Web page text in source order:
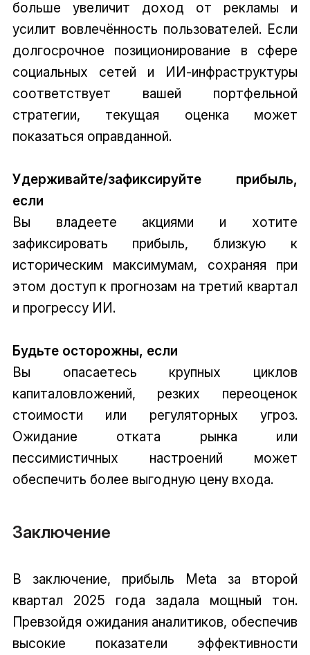
больше увеличит доход от рекламы и
усилит вовлечённость пользователей. Если
долгосрочное позиционирование в сфере
социальных сетей и ИИ-инфраструктуры
соответствует вашей портфельной
стратегии, текущая оценка может
показаться оправданной.
Удерживайте/зафиксируйте прибыль,
если
Вы владеете акциями и хотите
зафиксировать прибыль, близкую к
историческим максимумам, сохраняя при
этом доступ к прогнозам на третий квартал
и прогрессу ИИ.
Будьте осторожны, если
Вы опасаетесь крупных циклов
капиталовложений, резких переоценок
стоимости или регуляторных угроз.
Ожидание отката рынка или
пессимистичных настроений может
обеспечить более выгодную цену входа.
Заключение
В заключение, прибыль Meta за второй
квартал 2025 года задала мощный тон.
Превзойдя ожидания аналитиков, обеспечив
высокие показатели эффективности